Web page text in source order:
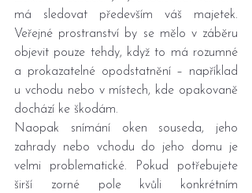
má sledovat především váš majetek.
Veřejné prostranství by se mělo v záběru
objevit pouze tehdy, když to má rozumné
a prokazatelné opodstatnění – například
u vchodu nebo v místech, kde opakovaně
dochází ke škodám.
Naopak snímání oken souseda, jeho
zahrady nebo vchodu do jeho domu je
velmi problematické. Pokud potřebujete
širší zorné pole kvůli konkrétním